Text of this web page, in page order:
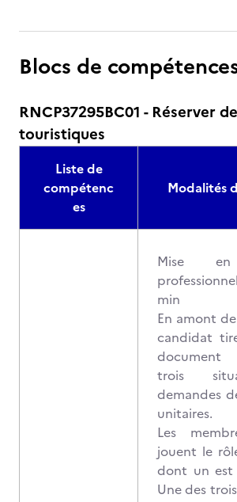
Blocs de
RNCP37295BC01 - Réserver
touristiques
Liste de
compétenc
es
Modalités
Mise en
min
En amont
candidat
document
trois
demandes
unitaires.
Les
jouent le
dont un est
Une des